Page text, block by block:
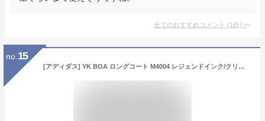
全てのおすすめコメント (1件) >
no. 15
[アディダス] YK BOA ロングコート M4004 レジェンドインク/クリアピンク アスレ ジュニアウェア 120 HM7169